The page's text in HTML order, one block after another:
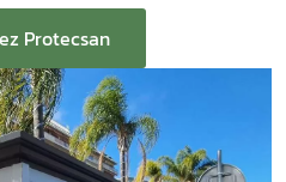
Protecsan